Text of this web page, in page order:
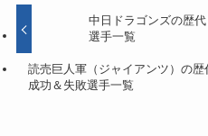
中日ドラゴンズの歴
選手一覧
読売巨人軍（ジャイアンツ）の
成功＆失敗選手一覧